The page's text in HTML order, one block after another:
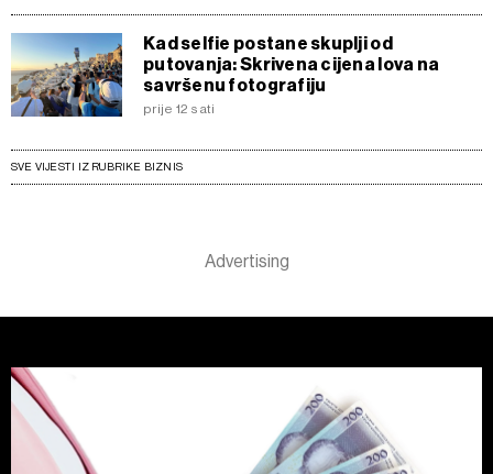
Kad selfie postane skuplji od
putovanja: Skrivena cijena lova na
savršenu fotografiju
prije 12 sati
SVE VIJESTI IZ RUBRIKE BIZNIS